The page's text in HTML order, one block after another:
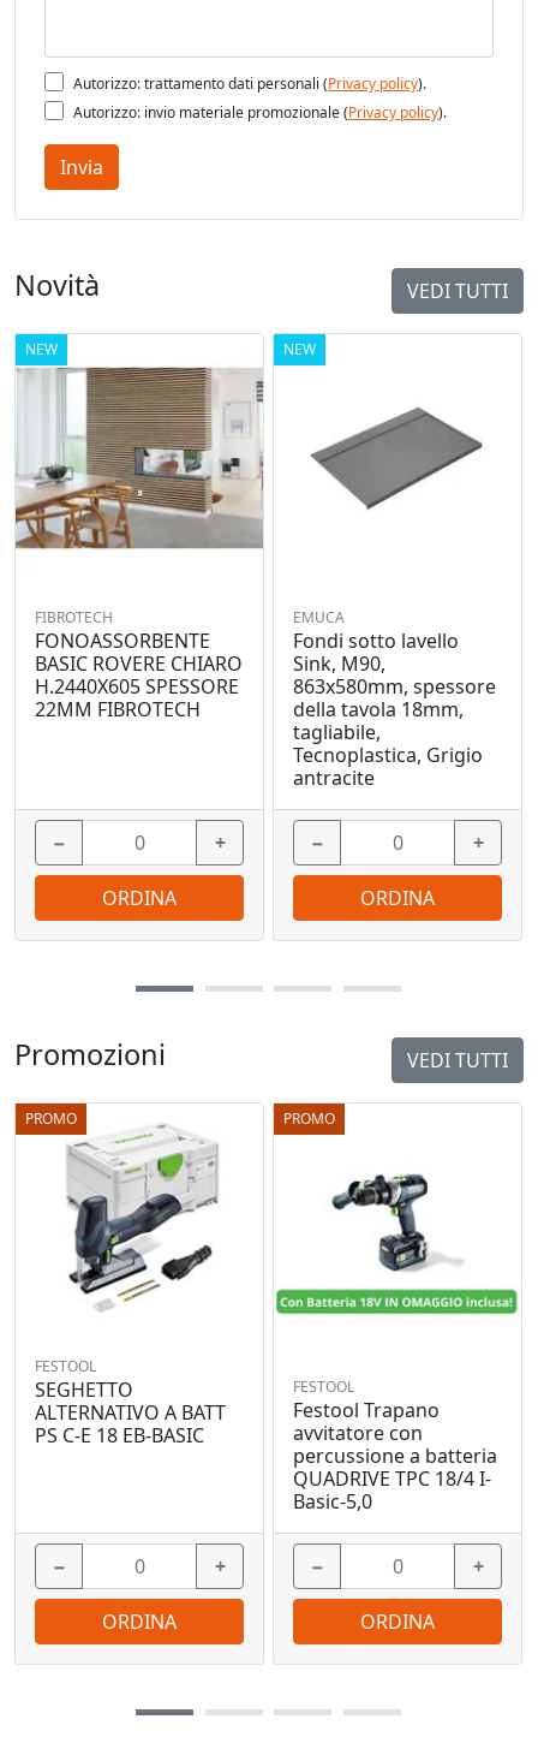
Autorizzo: trattamento dati personali (Privacy policy).
Autorizzo: invio materiale promozionale (Privacy policy).
Invia
Promozioni VEDI TUTTI
PROMO
FESTOOL
SEGHETTO
ALTERNATIVO A BATT
PS C-E 18 EB-BASIC
− +
ORDINA
PROMO
FESTOOL
Festool Trapano
avvitatore con
percussione a batteria
QUADRIVE TPC 18/4 I-
Basic-5,0
− +
ORDINA
Novità VEDI TUTTI
NEW
FIBROTECH
FONOASSORBENTE
BASIC ROVERE CHIARO
H.2440X605 SPESSORE
22MM FIBROTECH
− +
ORDINA
NEW
EMUCA
Fondi sotto lavello
Sink, M90,
863x580mm, spessore
della tavola 18mm,
tagliabile,
Tecnoplastica, Grigio
antracite
− +
ORDINA